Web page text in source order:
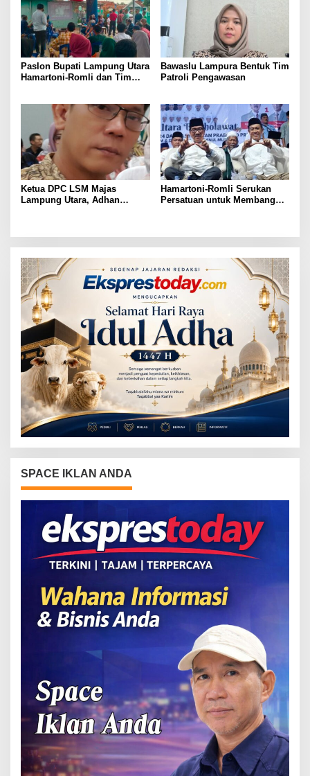
Paslon Bupati Lampung Utara
Hamartoni-Romli dan Tim
Bawaslu Lampura Bentuk Tim
Patroli Pengawasan
Ketua DPC LSM Majas
Lampung Utara, Adhan
Hamartoni-Romli Serukan
Persatuan untuk Membangun
SPACE IKLAN ANDA